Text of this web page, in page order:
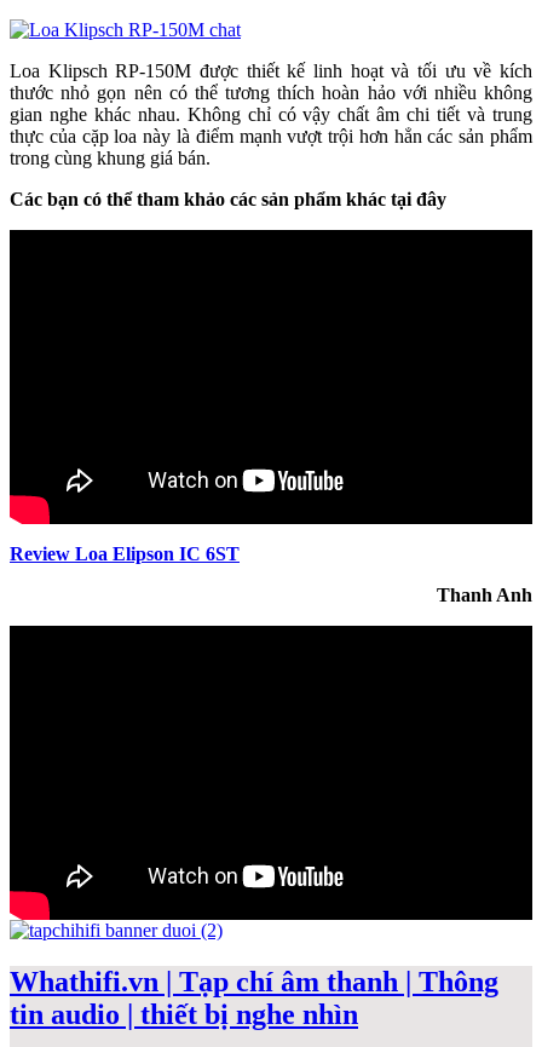
Loa Klipsch RP-150M được thiết kế linh hoạt và tối ưu về kích
thước nhỏ gọn nên có thể tương thích hoàn hảo với nhiều không
gian nghe khác nhau. Không chỉ có vậy chất âm chi tiết và trung
thực của cặp loa này là điểm mạnh vượt trội hơn hẳn các sản phẩm
trong cùng khung giá bán.
Các bạn có thể tham khảo các sản phẩm khác tại đây
Review Loa Elipson IC 6ST
Thanh Anh
Whathifi.vn | Tạp chí âm thanh | Thông
tin audio | thiết bị nghe nhìn